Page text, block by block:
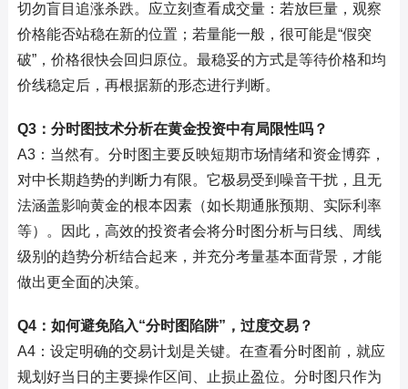
切勿盲目追涨杀跌。应立刻查看成交量：若放巨量，观察
价格能否站稳在新的位置；若量能一般，很可能是“假突
破”，价格很快会回归原位。最稳妥的方式是等待价格和均
价线稳定后，再根据新的形态进行判断。
Q3：分时图技术分析在黄金投资中有局限性吗？
A3：当然有。分时图主要反映短期市场情绪和资金博弈，
对中长期趋势的判断力有限。它极易受到噪音干扰，且无
法涵盖影响黄金的根本因素（如长期通胀预期、实际利率
等）。因此，高效的投资者会将分时图分析与日线、周线
级别的趋势分析结合起来，并充分考量基本面背景，才能
做出更全面的决策。
Q4：如何避免陷入“分时图陷阱”，过度交易？
A4：设定明确的交易计划是关键。在查看分时图前，就应
规划好当日的主要操作区间、止损止盈位。分时图只作为